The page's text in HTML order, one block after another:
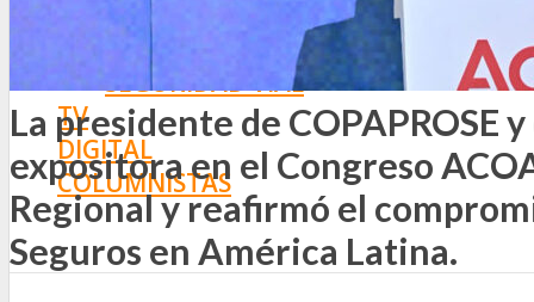
SEGURIDAD
SEGURIDAD VIAL
TV
DIGITAL
COLUMNISTAS
ESTADÍSTICAS
La presidente de COPAPROSE
expositora en el Congreso
Regional y reafirmó el
Seguros en América Latina.